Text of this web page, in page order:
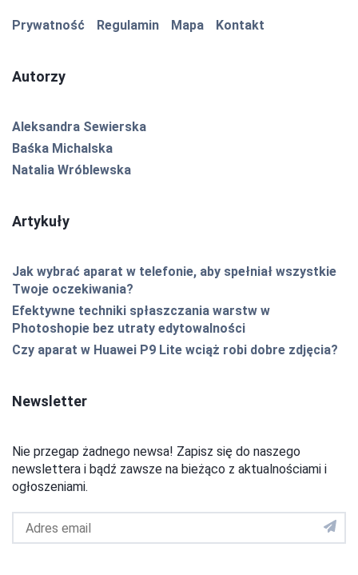
Prywatność Regulamin Mapa Kontakt
Autorzy
Aleksandra Sewierska
Baśka Michalska
Natalia Wróblewska
Artykuły
Jak wybrać aparat w telefonie, aby spełniał wszystkie
Twoje oczekiwania?
Efektywne techniki spłaszczania warstw w
Photoshopie bez utraty edytowalności
Czy aparat w Huawei P9 Lite wciąż robi dobre zdjęcia?
Newsletter
Nie przegap żadnego newsa! Zapisz się do naszego
newslettera i bądź zawsze na bieżąco z aktualnościami i
ogłoszeniami.
Adres
email